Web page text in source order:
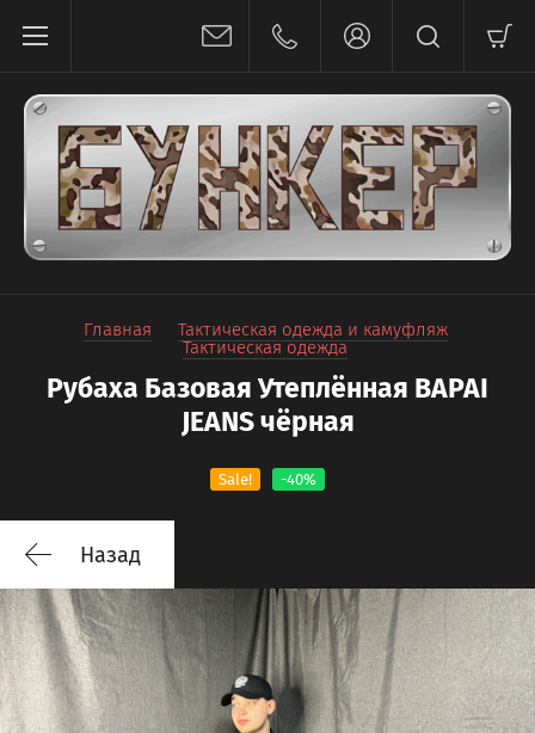
Главная
Тактическая одежда и камуфляж
Тактическая одежда
Рубаха Базовая Утеплённая BAPAI
JEANS чёрная
Sale! -40%
Назад